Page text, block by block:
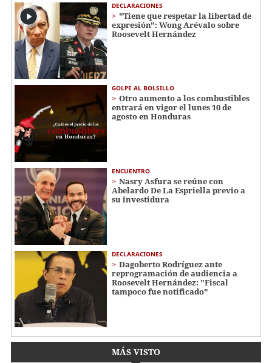
DECLARACIONES
"Tiene que respetar la libertad de
expresión": Wong Arévalo sobre
Roosevelt Hernández
GOLPE AL BOLSILLO
Otro aumento a los combustibles
entrará en vigor el lunes 10 de
agosto en Honduras
ENCUENTRO
Nasry Asfura se reúne con
Abelardo De La Espriella previo a
su investidura
DECLARACIONES
Dagoberto Rodríguez ante
reprogramación de audiencia a
Roosevelt Hernández: "Fiscal
tampoco fue notificado"
MÁS VISTO